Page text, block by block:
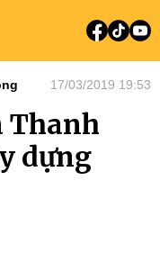
17/03/2019 19:53
Thanh
dựng